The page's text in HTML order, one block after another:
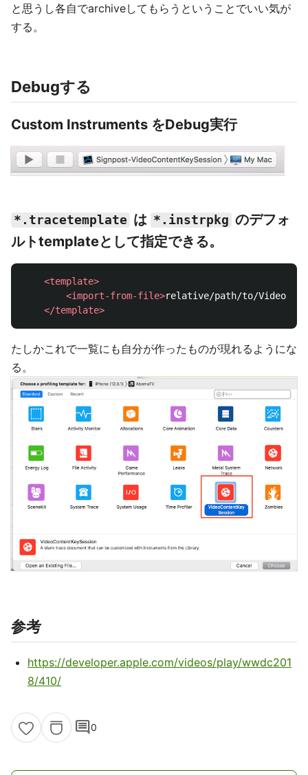
と思うし各自でarchiveしてもらうということでいい気が
する。
Debugする
Custom Instruments をDebug実行
*.tracetemplate は *.instrpkg のデフォ
ルトtemplateとして指定できる。
<template>
<import-from-file>relative/path/to/
</template>
たしかこれで一覧にも自分が作ったものが現れるようにな
る。
参考
https://developer.apple.com/videos/play/wwdc201
8/410/
comment0